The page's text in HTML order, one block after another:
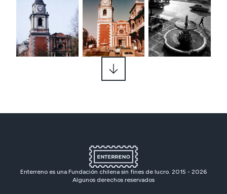
Enterreno es una Fundación chilena sin fines de lucro. 2015 - 2026
Algunos derechos reservados